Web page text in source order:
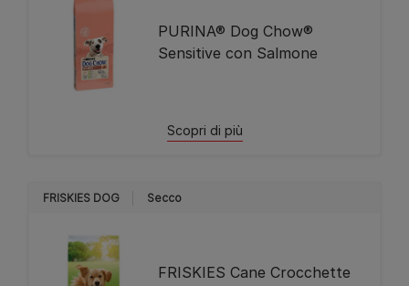
PURINA® Dog Chow®
Sensitive con Salmone
Scopri di più
FRISKIES DOG Secco
FRISKIES Cane Crocchette